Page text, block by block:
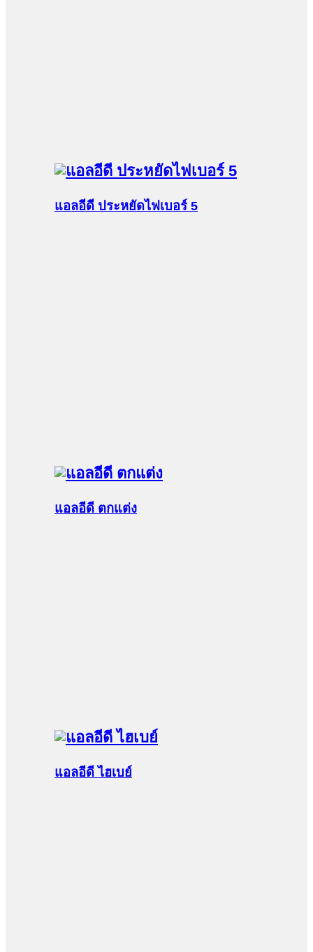
แอลอีดี ประหยัดไฟเบอร์ 5
แอลอีดี ตกแต่ง
แอลอีดี ไฮเบย์